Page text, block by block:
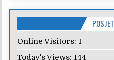
Online Visitors: 1
Today's Views: 144